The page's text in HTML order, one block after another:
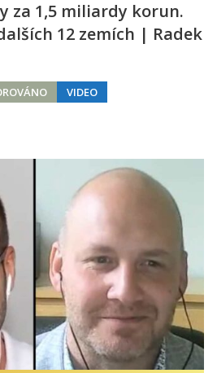
za 1,5 miliardy korun.
12 zemích | Radek
VIDEO